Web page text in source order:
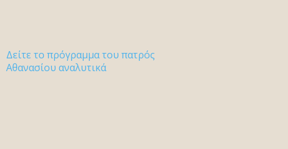
Δείτε το πρόγραμμα του πατρός
Αθανασίου αναλυτικά